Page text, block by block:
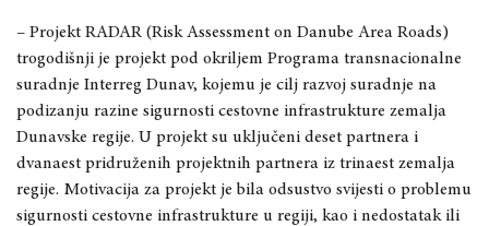
– Projekt RADAR (Risk Assessment on Danube Area Roads)
trogodišnji je projekt pod okriljem Programa transnacionalne
suradnje Interreg Dunav, kojemu je cilj razvoj suradnje na
podizanju razine sigurnosti cestovne infrastrukture zemalja
Dunavske regije. U projekt su uključeni deset partnera i
dvanaest pridruženih projektnih partnera iz trinaest zemalja
regije. Motivacija za projekt je bila odsustvo svijesti o problemu
sigurnosti cestovne infrastrukture u regiji, kao i nedostatak ili